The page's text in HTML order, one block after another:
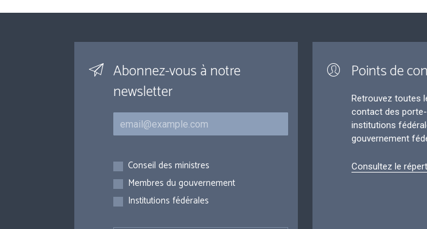
Abonnez-vous à notre
newsletter
Courriel
Inscriptions
Conseil des ministres
Membres du gouvernement
Institutions fédérales
Points de
Retrouvez toutes
contact des
institutions
gouvernement
Consultez le